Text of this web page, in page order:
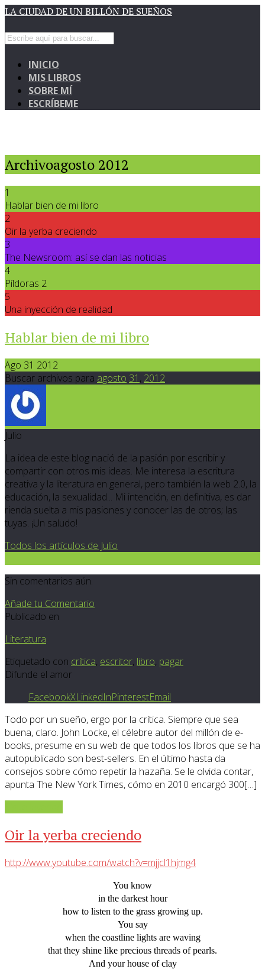
LA CIUDAD DE UN BILLÓN DE SUEÑOS
INICIO
MIS LIBROS
SOBRE MÍ
ESCRÍBEME
Archivoagosto 2012
1
Hablar bien de mi libro
2
Oir la yerba creciendo
3
The Newsroom: así se dan las noticias
4
Píldoras 2
5
Una inyección de realidad
Hablar bien de mi libro
Ago 31 2012
Buscar archivos para agosto 31 , 2012
Julio
La idea de este blog nació de la pasión por escribir y
compartir con otros mis ideas. Me interesa la escritura
creativa y la literatura en general, pero también la web 2.0, la
educación, la sexualidad... Mi intención, en definitiva, es dar
rienda suelta a mis pasiones y conocer las de otros; las
tuyas. ¡Un saludo!
Todos los artículos de Julio
Sin comentarios aún.
Añade tu Comentario
Publicado en
Literatura
Etiquetado con crítica, escritor, libro, pagar
Difunde el amor
FacebookXLinkedInPinterestEmail
Todo por un sueño, ergo por la crítica. Siempre que sea
buena, claro. John Locke, el célebre autor del millón de e-
books, presume en su web de que todos los libros que se ha
autopublicado son best-sellers. En el último hasta da
consejos sobre cómo repetir la hazaña. Se le olvida contar,
apunta The New York Times, cómo en 2010 encargó 300[…]
Oir la yerba creciendo
http://www.youtube.com/watch?v=mjjcl1hjmg4
You know
in the darkest hour
how to listen to the grass growing up.
You say
when the coastline lights are waving
that they shine like precious threads of pearls.
And your house of clay